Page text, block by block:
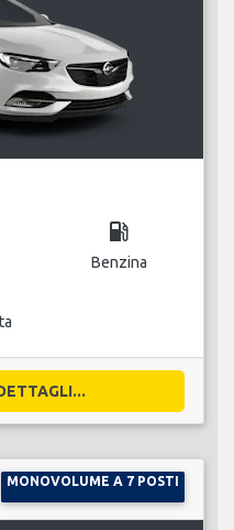
local_gas_station
Benzina
MONOVOLUME A 7 POSTI